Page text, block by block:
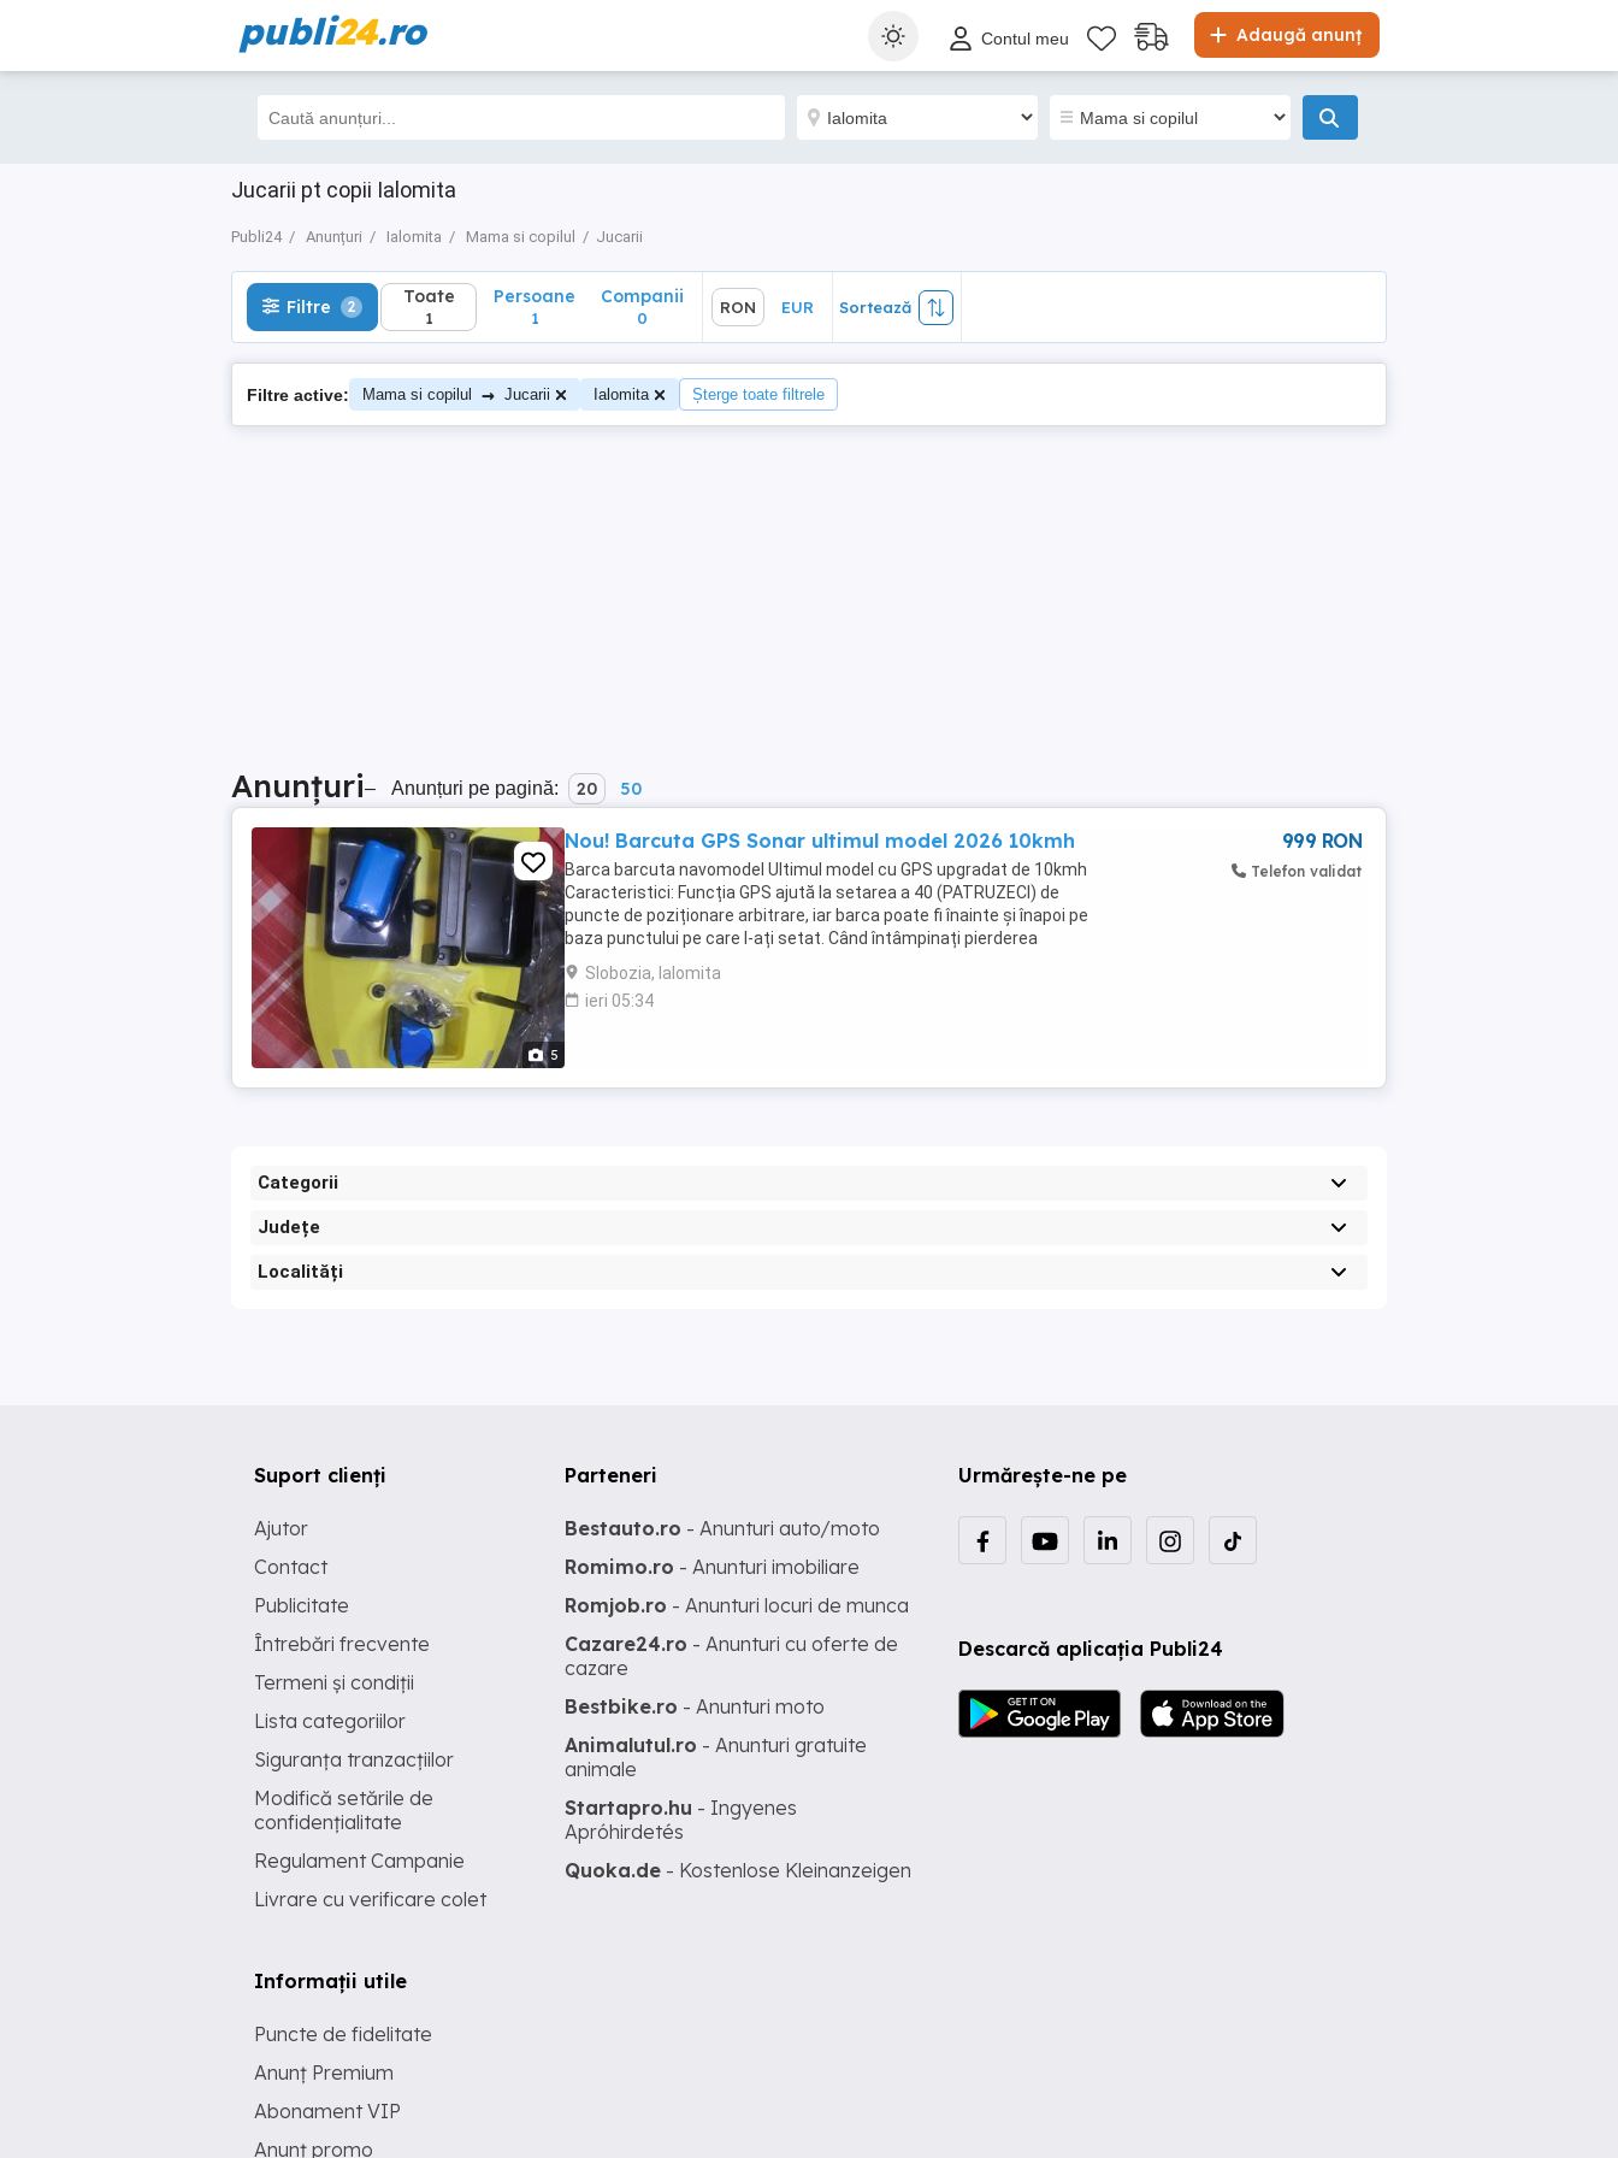
publi24.ro Adaugă anunț
Contul meu
Jucarii pt copii Ialomita
Publi24 Anunțuri Ialomita Mama si copilul Jucarii
Filtre 2 Toate
1
Sortează
Filtre 2 Toate
1
Persoane
1
Companii
0
RON EUR Sortează
Filtre active: Mama si copilul → Jucarii Ialomita Șterge toate filtrele
Anunțuri– Anunțuri pe pagină: 20 50
5
Nou! Barcuta GPS Sonar ultimul model 2026 10kmh
Barca barcuta navomodel Ultimul model cu GPS upgradat de 10kmh
Caracteristici: Funcția GPS ajută la setarea a 40 (PATRUZECI) de
puncte de poziționare arbitrare, iar barca poate fi înainte și înapoi pe
baza punctului pe care l-ați setat. Când întâmpinați pierderea
semnalului sau baterie descărcată, barca ...
Slobozia, Ialomita
ieri 05:34
999 RON
Telefon validat
Categorii
Județe
Localități
Urmărește-ne pe
Descarcă aplicația Publi24
Suport clienți
Ajutor
Contact
Publicitate
Întrebări frecvente
Termeni și condiții
Lista categoriilor
Siguranța tranzacțiilor
Modifică setările de
confidențialitate
Regulament Campanie
Livrare cu verificare colet
Informații utile
Puncte de fidelitate
Anunț Premium
Abonament VIP
Anunț promo
Parteneri
Bestauto.ro - Anunturi auto/moto
Romimo.ro - Anunturi imobiliare
Romjob.ro - Anunturi locuri de munca
Cazare24.ro - Anunturi cu oferte de
cazare
Bestbike.ro - Anunturi moto
Animalutul.ro - Anunturi gratuite
animale
Startapro.hu - Ingyenes
Apróhirdetés
Quoka.de - Kostenlose Kleinanzeigen